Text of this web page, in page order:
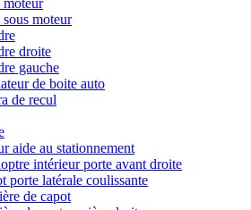
moteur
sous moteur
droite
gauche
de boite auto
de recul
aide au stationnement
intérieur porte avant droite
porte latérale coulissante
de capot